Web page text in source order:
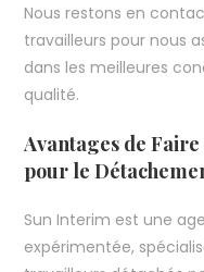
Nous restons en
travailleurs pour nous
dans les meilleures
qualité.
Avantages de
pour le
Sun Interim est une
expérimentée,